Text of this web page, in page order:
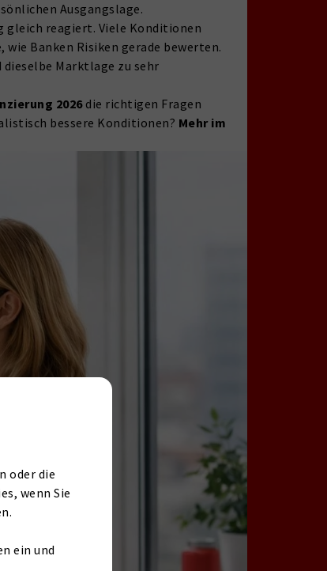
Ausgangslage.
gleich reagiert. Viele Konditionen
Banken Risiken gerade bewerten.
Marktlage zu sehr
2026die richtigen Fragen
bessere Konditionen? Mehr im
oder die
wenn Sie
ein und